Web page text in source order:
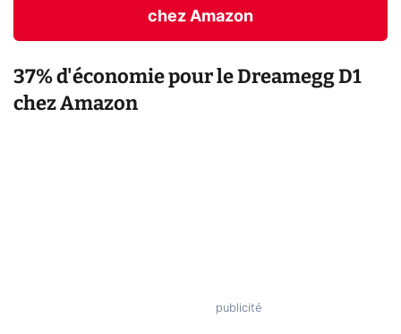
chez Amazon
37% d'économie pour le Dreamegg D1
chez Amazon